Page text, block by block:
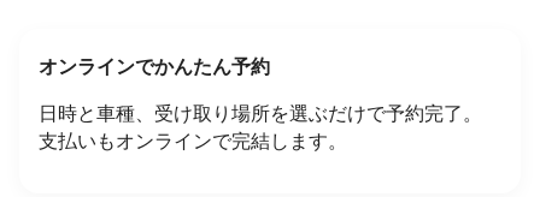
オンラインでかんたん予約
日時と車種、受け取り場所を選ぶだけで予約完了。
支払いもオンラインで完結します。